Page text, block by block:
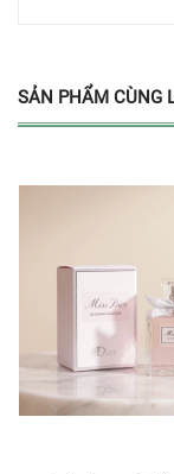
SẢN PHẨM CÙNG